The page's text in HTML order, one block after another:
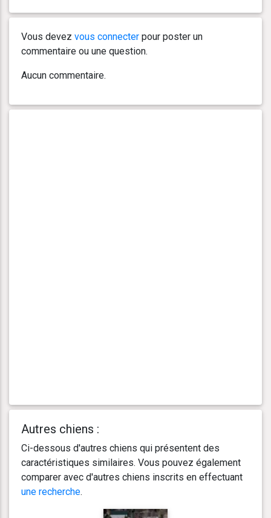
Vous devez vous connecter pour poster un
commentaire ou une question.
Aucun commentaire.
Autres chiens :
Ci-dessous d'autres chiens qui présentent des
caractéristiques similaires. Vous pouvez également
comparer avec d'autres chiens inscrits en effectuant
une recherche.